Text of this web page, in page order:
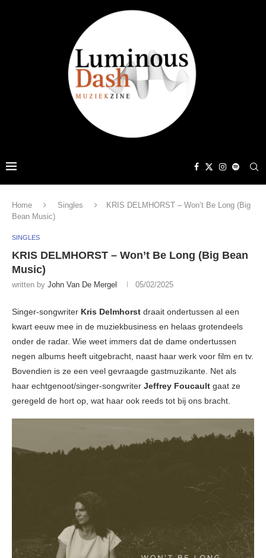
Home Singles
KRIS DELMHORST – Won’t Be Long (Big
Bean Music)
SINGLES
KRIS DELMHORST – Won’t Be Long (Big Bean
Music)
written by John Van De Mergel 05/02/2025
Singer-songwriter Kris Delmhorst draait ondertussen al een
kwart eeuw mee in de muziekbusiness en helaas grotendeels
onder de radar. Wie weet immers dat de dame ondertussen
negen albums heeft uitgebracht, naast haar werk voor film en tv.
Bovendien is ze een veel gevraagde gastmuzikante. Net als
haar echtgenoot/singer-songwriter Jeffrey Foucault gaat ze
geregeld de hort op, wat haar ook reeds tot bij ons bracht.